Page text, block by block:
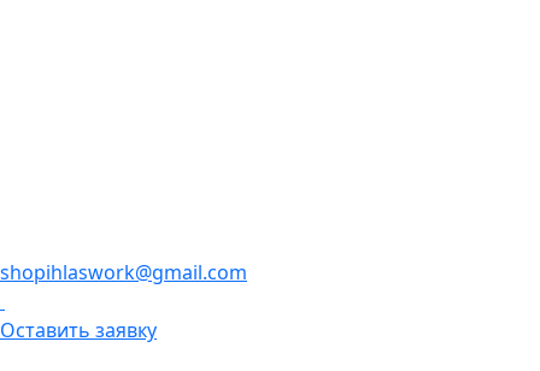
shopihlaswork@gmail.com
Оставить заявку